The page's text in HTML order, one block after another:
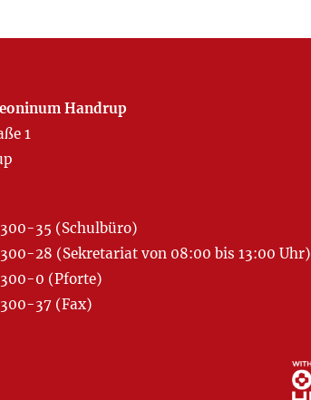
Handrup
1
35 (Schulbüro)
28 (Sekretariat von 08:00 bis 13:00 Uhr)
0 (Pforte)
37 (Fax)